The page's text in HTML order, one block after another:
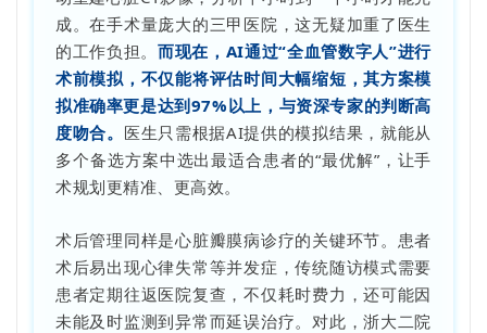
成。在手术量庞大的三甲医院，这无疑加重了医生
的工作负担。而现在，AI通过“全血管数字人”进行
术前模拟，不仅能将评估时间大幅缩短，其方案模
拟准确率更是达到97%以上，与资深专家的判断高
度吻合。 医生只需根据AI提供的模拟结果，就能从
多个备选方案中选出最适合患者的“最优解”，让手
术规划更精准、更高效。
术后管理同样是心脏瓣膜病诊疗的关键环节。患者
术后易出现心律失常等并发症，传统随访模式需要
患者定期往返医院复查，不仅耗时费力，还可能因
未能及时监测到异常而延误治疗。对此，浙大二院